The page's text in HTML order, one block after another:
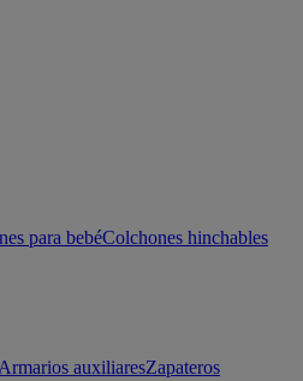
para bebéColchones hinchables
Armarios auxiliaresZapateros